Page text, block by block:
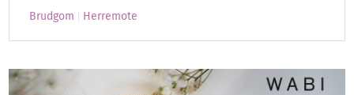
Brudgom Herremote